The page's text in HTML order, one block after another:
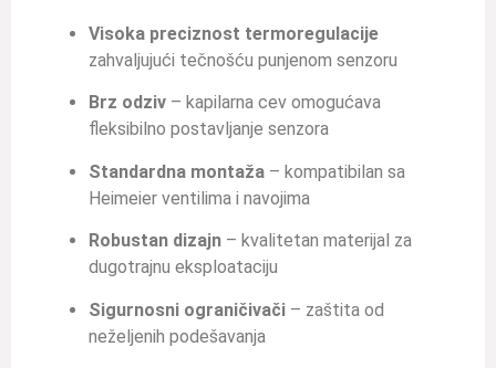
Visoka preciznost termoregulacije
zahvaljujući tečnošću punjenom senzoru
Brz odziv – kapilarna cev omogućava
fleksibilno postavljanje senzora
Standardna montaža – kompatibilan sa
Heimeier ventilima i navojima
Robustan dizajn – kvalitetan materijal za
dugotrajnu eksploataciju
Sigurnosni ograničivači – zaštita od
neželjenih podešavanja